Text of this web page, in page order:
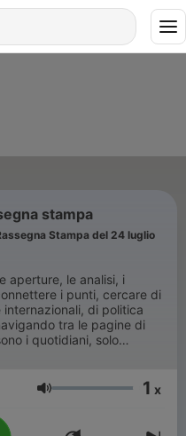
stampa
Stampa del 24 luglio
aperture, le analisi, i
i punti, cercare di
di politica
tra le pagine di
i quotidiani, solo
Volumen 1 x